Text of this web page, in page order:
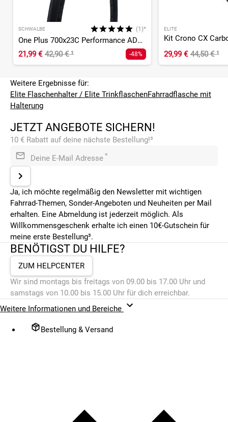
SCHWALBE (1)*
One Plus 700x23C Performance ADDIX SmartGuard TwinSkin
21,99 € 42,90 €¹ -48%
ELITE
29,99 € 44,50 €¹
Weitere Ergebnisse für:
Elite Flaschenhalter / Elite TrinkflaschenFahrradflasche mit
Halterung
JETZT ANGEBOTE SICHERN!
10 € Rabatt auf deine nächste Bestellung!³
Deine E-Mail Adresse *
Ja, ich möchte regelmäßig den Newsletter mit wichtigen
Fahrrad-Themen, Sonder-Angeboten und Neuheiten per Mail
erhalten. Eine Abmeldung ist jederzeit möglich. Als
Willkommensgeschenk erhalte ich einen 10€-Gutschein für
meine erste Bestellung³.
BENÖTIGST DU HILFE?
ZUM HELPCENTER
Wir sind montags bis freitags von 09.00 bis 17.00 Uhr und
samstags von 10.00 bis 15.00 Uhr für dich erreichbar.
Weitere Informationen und Bereiche
Bestellung & Versand